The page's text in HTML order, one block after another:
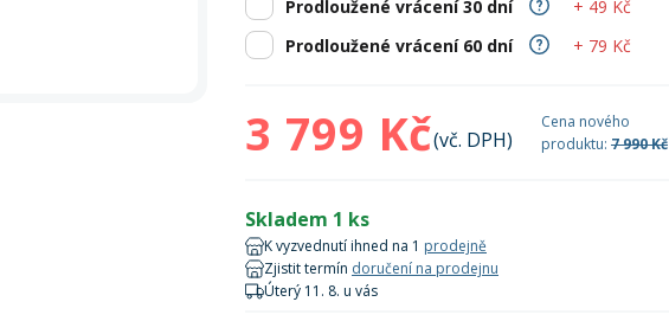
Prodloužené vrácení 30 dní
+ 49 Kč
Prodloužené vrácení 60 dní
+ 79 Kč
3 799 Kč(vč. DPH)
Cena nového
produktu: 7 990 Kč
Skladem 1 ks
K vyzvednutí ihned na 1 prodejně
Zjistit termín doručení na prodejnu
Úterý 11. 8. u vás